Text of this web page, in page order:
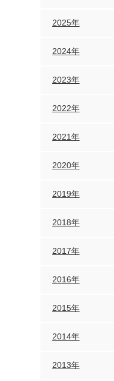
2025年
2024年
2023年
2022年
2021年
2020年
2019年
2018年
2017年
2016年
2015年
2014年
2013年